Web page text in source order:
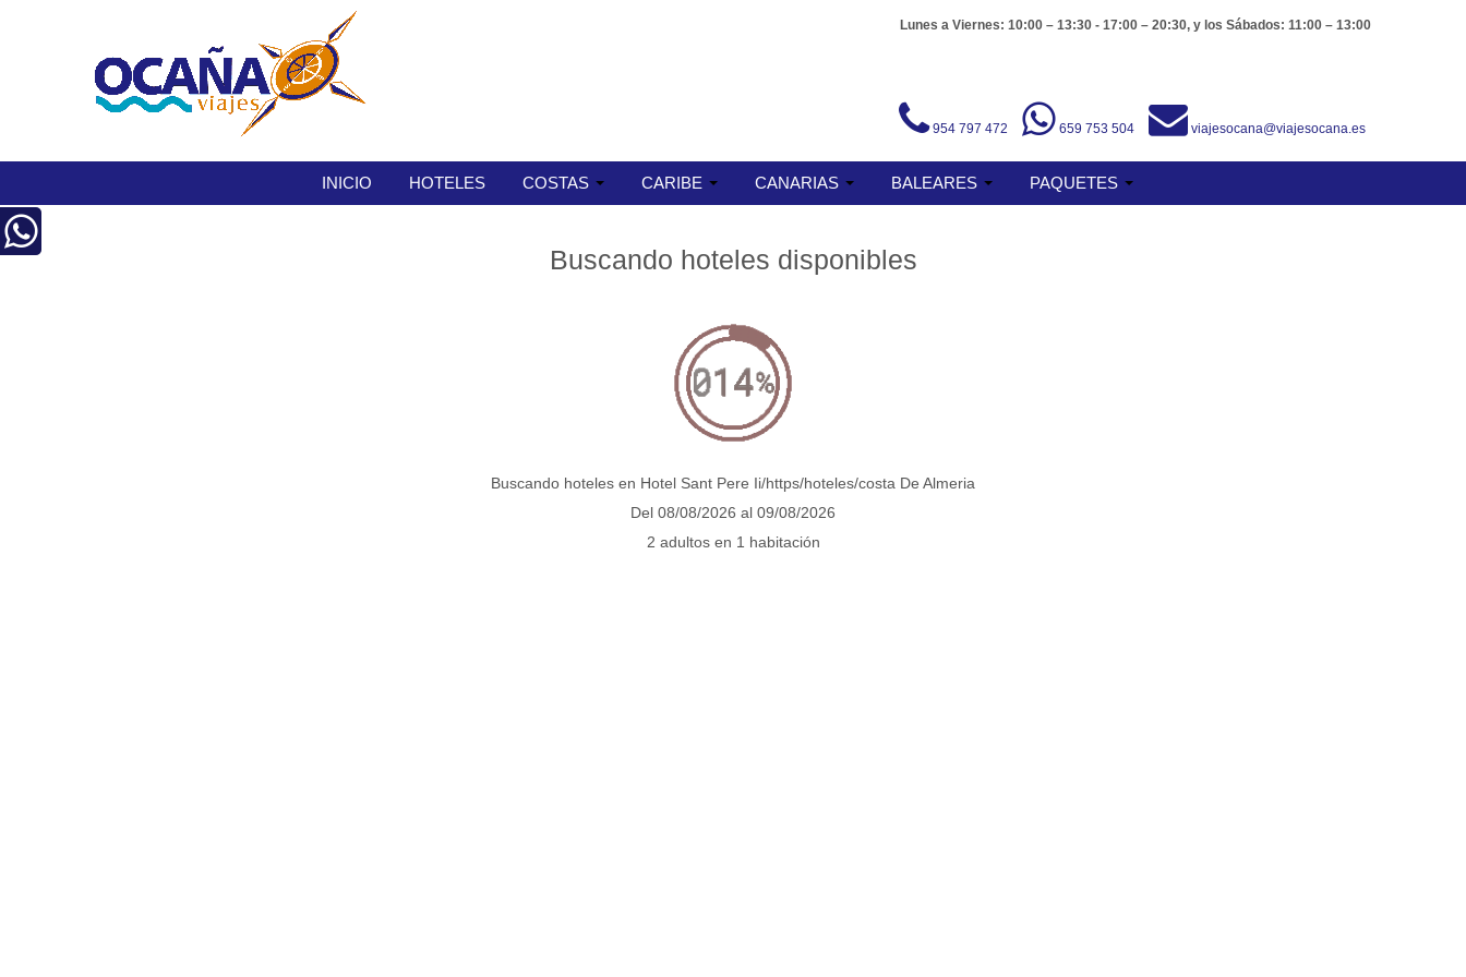
Lunes a Viernes: 10:00 – 13:30 - 17:00 – 20:30, y los Sábados: 11:00 – 13:00
954 797 472 659 753 504 viajesocana@viajesocana.es
INICIO HOTELES COSTAS CARIBE CANARIAS BALEARES PAQUETES
Buscando hoteles disponibles
Buscando hoteles en Hotel Sant Pere Ii/https/hoteles/costa De Almeria
Del 08/08/2026 al 09/08/2026
2 adultos en 1 habitación